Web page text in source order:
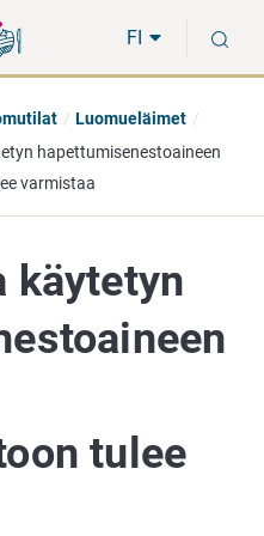
FI
Luomueläimet
hapettumisenestoaineen
varmistaa
käytetyn
tulee